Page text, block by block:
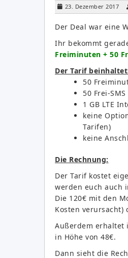
23. Dezember 2017
Der Deal war eine
Ihr bekommt
Freiminuten + 50
Der Tarif
50
50 Frei-
1 GB LTE
keine
Tarifen)
keine
Die Rechnung:
Der Tarif kostet
werden euch auch
Die 120€ mit den
Kosten verursacht)
Außerdem erhaltet
in Höhe von 48€.
Dann sieht die